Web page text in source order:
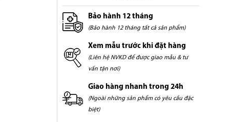
Bảo hành 12 tháng
(Bảo hành 12 tháng tất cả sản phẩm)
Xem mẫu trước khi đặt hàng
(Liên hệ NVKD để được giao mẫu & tư
vấn tận nơi)
Giao hàng nhanh trong 24h
(Ngoài những sản phẩm có yêu cầu đặc
biệt)